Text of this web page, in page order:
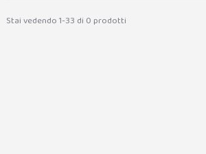
Stai vedendo 1-33 di 0 prodotti